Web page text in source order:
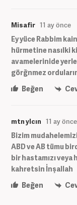
Misafir 11 ay önce
Ey yüce Rabbim
hürmetine nasılki
avamelerinide
görğnmez
Beğen
mtn ylcın 11 ay önce
Bizim
ABD ve AB tümu
bir hastamızı
kahretsin İnşallah
Beğen